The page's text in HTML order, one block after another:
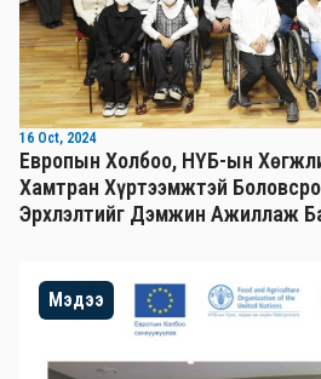
16 Oct, 2024
Европын Холбоо, НҮБ-ын
Хамтран Хүртээмжтэй
Эрхлэлтийг Дэмжин Ажиллаж
Мэдээ